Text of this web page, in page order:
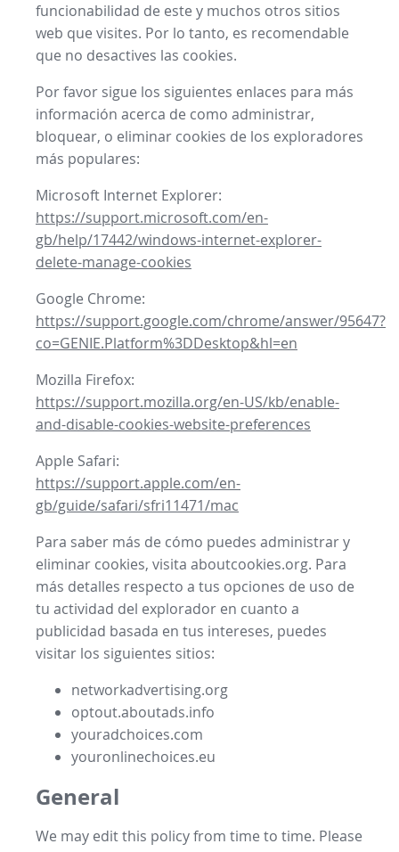
funcionabilidad de este y muchos otros sitios
web que visites. Por lo tanto, es recomendable
que no desactives las cookies.
Por favor sigue los siguientes enlaces para más
información acerca de como administrar,
bloquear, o eliminar cookies de los exploradores
más populares:
Microsoft Internet Explorer:
https://support.microsoft.com/en-
gb/help/17442/windows-internet-explorer-
delete-manage-cookies
Google Chrome:
https://support.google.com/chrome/answer/95647?
co=GENIE.Platform%3DDesktop&hl=en
Mozilla Firefox:
https://support.mozilla.org/en-US/kb/enable-
and-disable-cookies-website-preferences
Apple Safari:
https://support.apple.com/en-
gb/guide/safari/sfri11471/mac
Para saber más de cómo puedes administrar y
eliminar cookies, visita aboutcookies.org. Para
más detalles respecto a tus opciones de uso de
tu actividad del explorador en cuanto a
publicidad basada en tus intereses, puedes
visitar los siguientes sitios:
networkadvertising.org
optout.aboutads.info
youradchoices.com
youronlinechoices.eu
General
We may edit this policy from time to time. Please